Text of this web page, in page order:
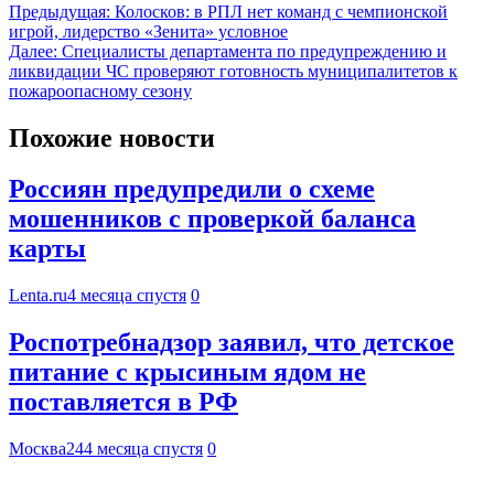
Предыдущая: Колосков: в РПЛ нет команд с чемпионской
игрой, лидерство «Зенита» условное
Далее: Специалисты департамента по предупреждению и
ликвидации ЧС проверяют готовность муниципалитетов к
пожароопасному сезону
Похожие новости
Россиян предупредили о схеме
мошенников с проверкой баланса
карты
Lenta.ru4 месяца спустя 0
Роспотребнадзор заявил, что детское
питание с крысиным ядом не
поставляется в РФ
Москва244 месяца спустя 0